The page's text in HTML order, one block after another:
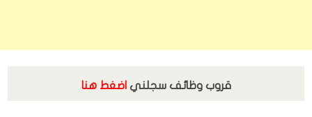
قروب وظائف سجلني اضغط هنا